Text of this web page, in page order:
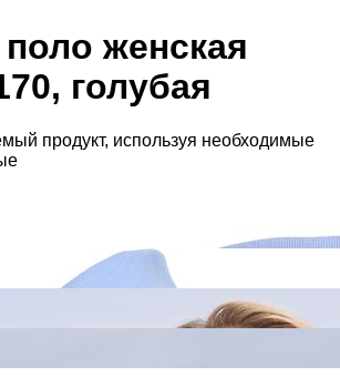
женская
голубая
продукт, используя необходимые